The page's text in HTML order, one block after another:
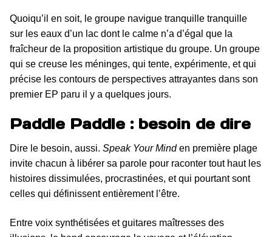
Quoiqu’il en soit, le groupe navigue tranquille tranquille
sur les eaux d’un lac dont le calme n’a d’égal que la
fraîcheur de la proposition artistique du groupe. Un groupe
qui se creuse les méninges, qui tente, expérimente, et qui
précise les contours de perspectives attrayantes dans son
premier EP paru il y a quelques jours.
Paddle Paddle : besoin de dire
Dire le besoin, aussi. Speak Your Mind en première plage
invite chacun à libérer sa parole pour raconter tout haut les
histoires dissimulées, procrastinées, et qui pourtant sont
celles qui définissent entièrement l’être.
Entre voix synthétisées et guitares maîtresses des